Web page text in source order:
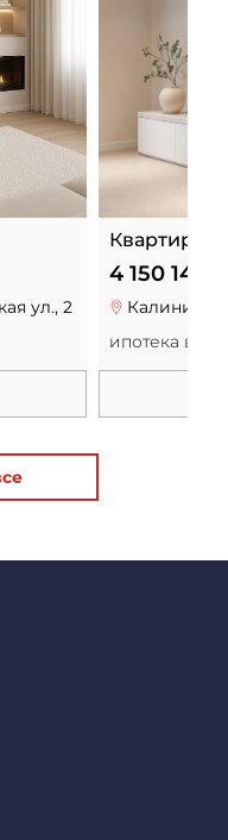
ул., 2
Квартира,
4 150 140
ипотека